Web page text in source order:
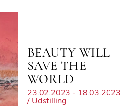
BEAUTY WILL
SAVE THE
WORLD
23.02.2023 - 18.03.2023
/ Udstilling